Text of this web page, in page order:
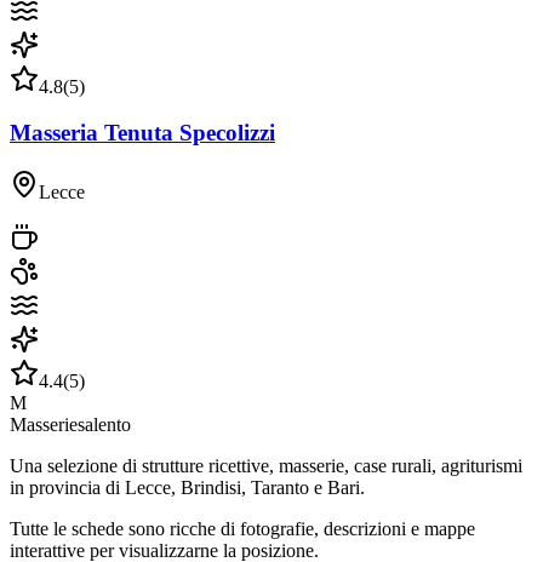
4.8(5)
Masseria Tenuta Specolizzi
Lecce
4.4(5)
M
Masseriesalento
Una selezione di strutture ricettive, masserie, case rurali, agriturismi
in provincia di Lecce, Brindisi, Taranto e Bari.
Tutte le schede sono ricche di fotografie, descrizioni e mappe
interattive per visualizzarne la posizione.